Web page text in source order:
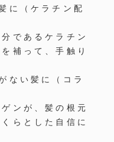
に（ケラチン配
であるケラチン
補って、手触り
ない髪に（コラ
ンが、髪の根元
らとした自信に